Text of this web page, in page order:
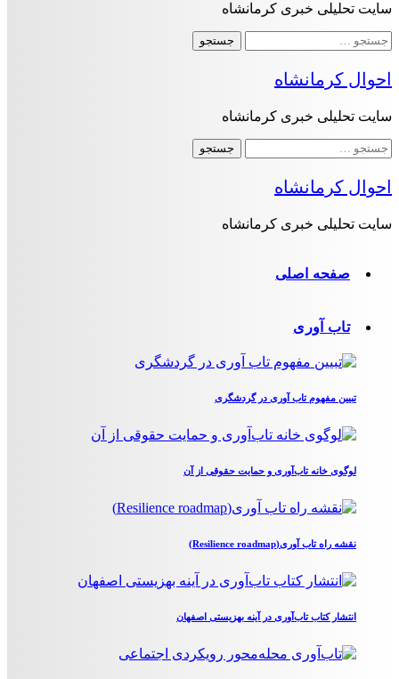
سایت تحلیلی خبری کرمانشاه
جستجو
برای:
احوال کرمانشاه
سایت تحلیلی خبری کرمانشاه
جستجو
برای:
احوال کرمانشاه
سایت تحلیلی خبری کرمانشاه
صفحه اصلی
تاب آوری
تبیین مفهوم تاب آوری در گردشگری
لوگوی خانه تاب‌آوری و حمایت حقوقی از آن
نقشه راه تاب آوری(Resilience roadmap)
انتشار کتاب تاب‌آوری در آینه بهزیستی اصفهان